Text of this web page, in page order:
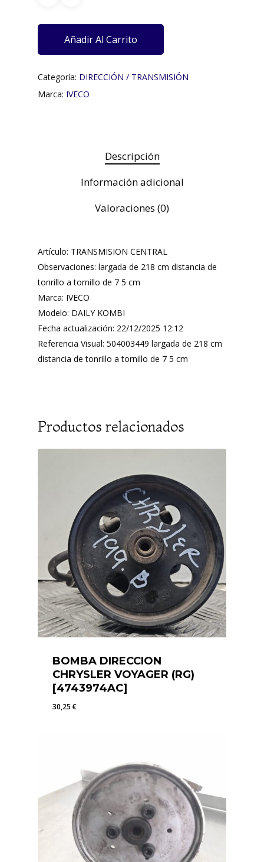
Añadir Al Carrito
Categoría: DIRECCIÓN / TRANSMISIÓN
Marca: IVECO
Descripción
Información adicional
Valoraciones (0)
Artículo: TRANSMISION CENTRAL
Observaciones: largada de 218 cm distancia de
tonrillo a tornillo de 7 5 cm
Marca: IVECO
Modelo: DAILY KOMBI
Fecha actualización: 22/12/2025 12:12
Referencia Visual: 504003449 largada de 218 cm
distancia de tonrillo a tornillo de 7 5 cm
Productos relacionados
BOMBA DIRECCION
CHRYSLER VOYAGER (RG)
[4743974AC]
30,25€